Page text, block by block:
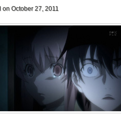
on October 27, 2011